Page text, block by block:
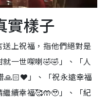
實樣子
上祝福，指他們絕對是
一世㗎喇🤣🤣」、「人
🙏🏻❤️」、「祝永遠幸福
續幸福🥰🤲🥹」、「紀